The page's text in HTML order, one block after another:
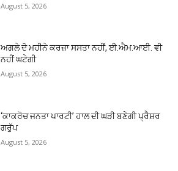
August 5, 2026
ਅਗਲੇ ਦੋ ਮਹੀਨੇ ਕਰਜ਼ਾ ਸਸਤਾ ਨਹੀਂ, ਈ.ਐਮ.ਆਈ. ਵੀ
ਨਹੀਂ ਘਟੇਗੀ
August 5, 2026
‘ਕਾਕਰੋਚ ਜਨਤਾ ਪਾਰਟੀ’ ਹਾਲ ਦੀ ਘੜੀ ਬਣੇਗੀ ਪ੍ਰੈਸ਼ਰ
ਗਰੁੱਪ
August 5, 2026